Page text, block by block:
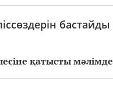
қатысты
бастайды